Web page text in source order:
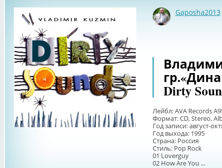
Gaposha2013
Dirty
Лейбл: AVA Records
Формат: CD, Stereo,
Год записи: август-
Год выхода: 1995
Страна: Россия
Стиль: Pop Rock
01 Loverguy
02 How Are You ...